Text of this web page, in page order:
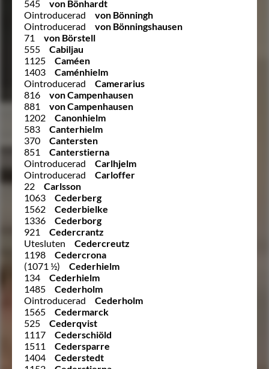
545
von Bönhardt
Ointroducerad
von Bönningh
Ointroducerad
von Bönningshausen
71
von Börstell
555
Cabiljau
1125
Caméen
1403
Caménhielm
Ointroducerad
Camerarius
816
von Campenhausen
881
von Campenhausen
1202
Canonhielm
583
Canterhielm
370
Cantersten
851
Canterstierna
Ointroducerad
Carlhjelm
Ointroducerad
Carloffer
22
Carlsson
1063
Cederberg
1562
Cederbielke
1336
Cederborg
921
Cedercrantz
Utesluten
Cedercreutz
1198
Cedercrona
(1071 ½)
Cederhielm
134
Cederhielm
1485
Cederholm
Ointroducerad
Cederholm
1565
Cedermarck
525
Cederqvist
1117
Cederschiöld
1511
Cedersparre
1404
Cederstedt